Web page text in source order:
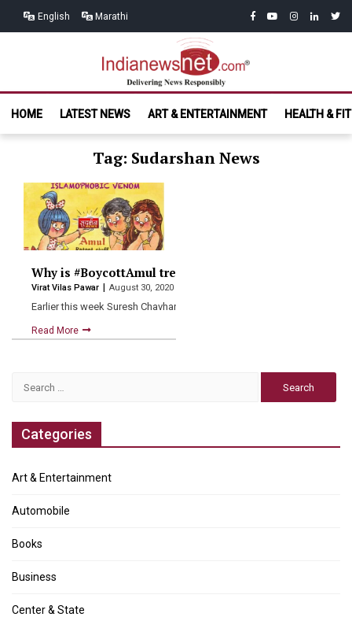
English Marathi facebook
youtubeinstagram
linkedin
India News
Net.com
HOME
LATEST NEWS ART & ENTERTAINMENT HEALTH &
Tag: Sudarshan News
Why is #BoycottAmul trending on Twitter?
Virat Vilas Pawar August 30, 2020
Earlier this week Suresh Chavhanke, editor in chief of Sudarashan…
Read More
Categories
Art & Entertainment
Automobile
Books
Business
Center & State